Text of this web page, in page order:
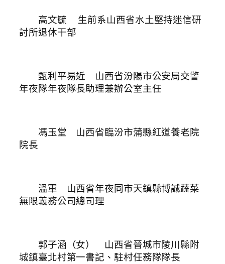
高文毓
生前系山西省水土堅持迷信研
討所退休干部
甄利平易近 山西省汾陽市公安局交警
年夜隊年夜隊長助理兼辦公室主任
馮玉堂 山西省臨汾市蒲縣紅道養老院
院長
溫軍 山西省年夜同市天鎮縣博誠蔬菜
無限義務公司總司理
郭子涵（女） 山西省晉城市陵川縣附
城鎮臺北村第一書記、駐村任務隊隊長